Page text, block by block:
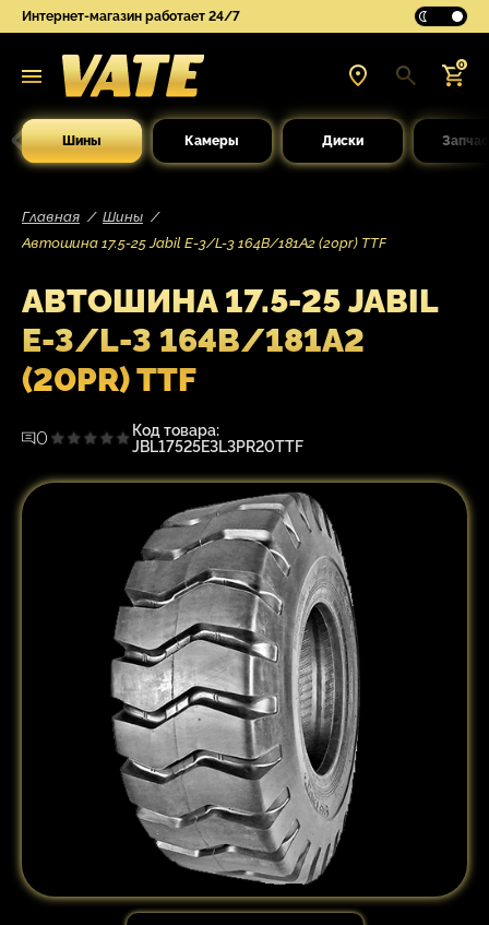
Интернет-магазин работает 24/7
0
Шины Камеры Диски
Главная
Шины
Автошина 17.5-25 Jabil E-3/L-3 164B/181A2 (20pr) TTF
АВТОШИНА 17.5-25 JABIL
E-3/L-3 164B/181A2
(20PR) TTF
0
Код товара:
JBL17525E3L3PR20TTF